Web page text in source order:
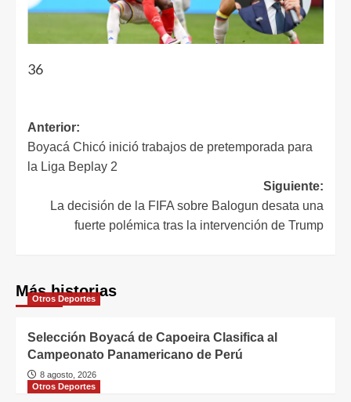
36
Anterior:
Boyacá Chicó inició trabajos de pretemporada para
la Liga Beplay 2
Siguiente:
La decisión de la FIFA sobre Balogun desata una
fuerte polémica tras la intervención de Trump
Más historias
Otros Deportes
Selección Boyacá de Capoeira Clasifica al
Campeonato Panamericano de Perú
8 agosto, 2026
Otros Deportes